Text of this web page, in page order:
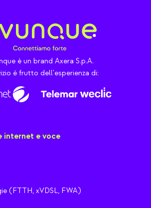
è un brand Axera S.p.A.
è frutto dell'esperienza di:
e voce
(FTTH, xVDSL, FWA)